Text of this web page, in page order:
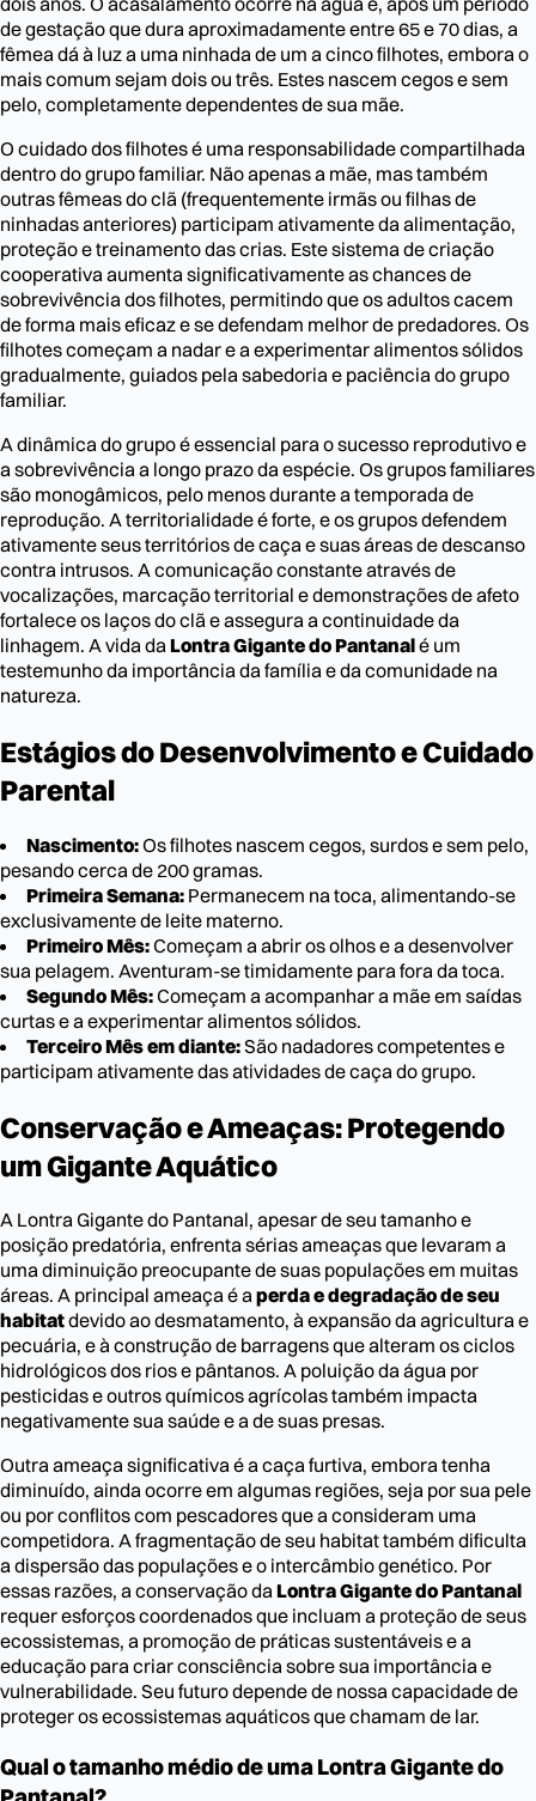
de gestação que dura aproximadamente entre 65 e 70 dias, a
fêmea dá à luz a uma ninhada de um a cinco filhotes, embora o
mais comum sejam dois ou três. Estes nascem cegos e sem
pelo, completamente dependentes de sua mãe.
O cuidado dos filhotes é uma responsabilidade compartilhada
dentro do grupo familiar. Não apenas a mãe, mas também
outras fêmeas do clã (frequentemente irmãs ou filhas de
ninhadas anteriores) participam ativamente da alimentação,
proteção e treinamento das crias. Este sistema de criação
cooperativa aumenta significativamente as chances de
sobrevivência dos filhotes, permitindo que os adultos cacem
de forma mais eficaz e se defendam melhor de predadores. Os
filhotes começam a nadar e a experimentar alimentos sólidos
gradualmente, guiados pela sabedoria e paciência do grupo
familiar.
A dinâmica do grupo é essencial para o sucesso reprodutivo e
a sobrevivência a longo prazo da espécie. Os grupos familiares
são monogâmicos, pelo menos durante a temporada de
reprodução. A territorialidade é forte, e os grupos defendem
ativamente seus territórios de caça e suas áreas de descanso
contra intrusos. A comunicação constante através de
vocalizações, marcação territorial e demonstrações de afeto
fortalece os laços do clã e assegura a continuidade da
linhagem. A vida da Lontra Gigante do Pantanalé um
testemunho da importância da família e da comunidade na
natureza.
Estágios do Desenvolvimento e Cuidado
Parental
Nascimento:Os filhotes nascem cegos, surdos e sem pelo,
pesando cerca de 200 gramas.
Primeira Semana: Permanecem na toca, alimentando-se
exclusivamente de leite materno.
Primeiro Mês:Começam a abrir os olhos e a desenvolver
sua pelagem. Aventuram-se timidamente para fora da toca.
Segundo Mês:Começam a acompanhar a mãe em saídas
curtas e a experimentar alimentos sólidos.
Terceiro Mês em diante:São nadadores competentes e
participam ativamente das atividades de caça do grupo.
Conservação e Ameaças: Protegendo
um Gigante Aquático
A Lontra Gigante do Pantanal, apesar de seu tamanho e
posição predatória, enfrenta sérias ameaças que levaram a
uma diminuição preocupante de suas populações em muitas
áreas. A principal ameaça é aperda e degradação de seu
habitatdevido ao desmatamento, à expansão da agricultura e
pecuária, e à construção de barragens que alteram os ciclos
hidrológicos dos rios e pântanos. A poluição da água por
pesticidas e outros químicos agrícolas também impacta
negativamente sua saúde e a de suas presas.
Outra ameaça significativa é a caça furtiva, embora tenha
diminuído, ainda ocorre em algumas regiões, seja por sua pele
ou por conflitos com pescadores que a consideram uma
competidora. A fragmentação de seu habitat também dificulta
a dispersão das populações e o intercâmbio genético. Por
essas razões, a conservação daLontra Gigante do Pantanal
requer esforços coordenados que incluam a proteção de seus
ecossistemas, a promoção de práticas sustentáveis e a
educação para criar consciência sobre sua importância e
vulnerabilidade. Seu futuro depende de nossa capacidade de
proteger os ecossistemas aquáticos que chamam de lar.
Qual o tamanho médio de uma Lontra Gigante do